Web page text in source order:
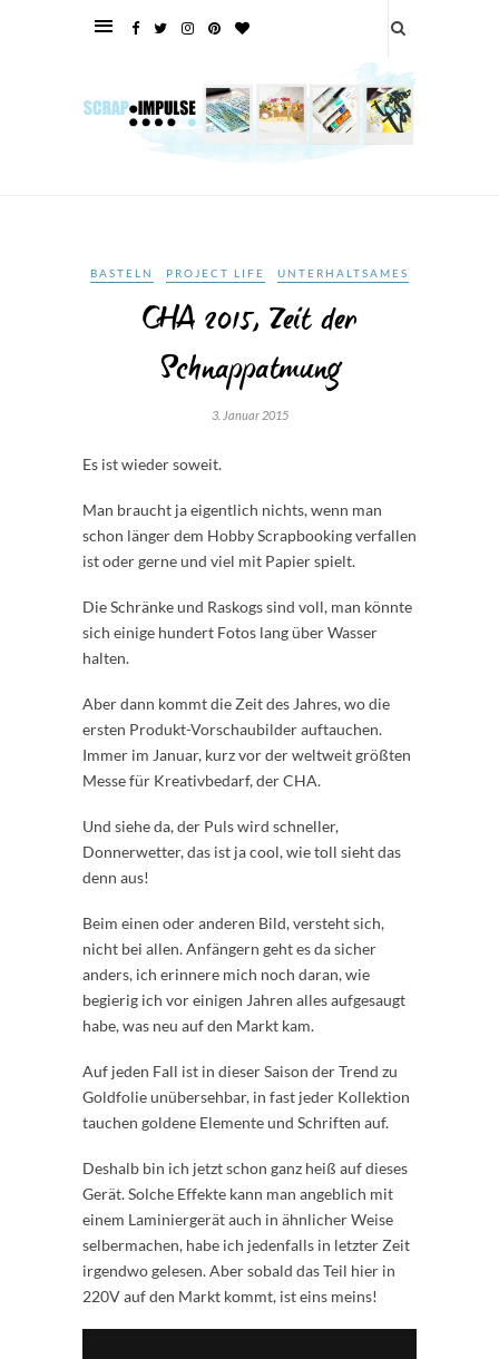
BASTELN PROJECT LIFE UNTERHALTSAMES
CHA 2015, Zeit der
Schnappatmung
3. Januar 2015
Es ist wieder soweit.
Man braucht ja eigentlich nichts, wenn man
schon länger dem Hobby Scrapbooking verfallen
ist oder gerne und viel mit Papier spielt.
Die Schränke und Raskogs sind voll, man könnte
sich einige hundert Fotos lang über Wasser
halten.
Aber dann kommt die Zeit des Jahres, wo die
ersten Produkt-Vorschaubilder auftauchen.
Immer im Januar, kurz vor der weltweit größten
Messe für Kreativbedarf, der CHA.
Und siehe da, der Puls wird schneller,
Donnerwetter, das ist ja cool, wie toll sieht das
denn aus!
Beim einen oder anderen Bild, versteht sich,
nicht bei allen. Anfängern geht es da sicher
anders, ich erinnere mich noch daran, wie
begierig ich vor einigen Jahren alles aufgesaugt
habe, was neu auf den Markt kam.
Auf jeden Fall ist in dieser Saison der Trend zu
Goldfolie unübersehbar, in fast jeder Kollektion
tauchen goldene Elemente und Schriften auf.
Deshalb bin ich jetzt schon ganz heiß auf dieses
Gerät. Solche Effekte kann man angeblich mit
einem Laminiergerät auch in ähnlicher Weise
selbermachen, habe ich jedenfalls in letzter Zeit
irgendwo gelesen. Aber sobald das Teil hier in
220V auf den Markt kommt, ist eins meins!